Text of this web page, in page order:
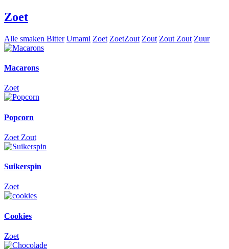
Zoet
Alle smaken Bitter Umami Zoet ZoetZout Zout Zout Zout Zuur
Macarons
Zoet
Popcorn
Zoet Zout
Suikerspin
Zoet
Cookies
Zoet